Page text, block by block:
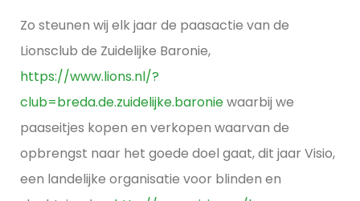
Zo steunen wij elk jaar de paasactie van de
Lionsclub de Zuidelijke Baronie,
https://www.lions.nl/?
club=breda.de.zuidelijke.baroniewaarbij we
paaseitjes kopen en verkopen waarvan de
opbrengst naar het goede doel gaat, dit jaar Visio,
een landelijke organisatie voor blinden en